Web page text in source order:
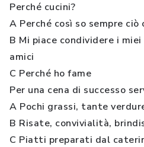
Perché cucini?
A Perché così so sempre ciò
B Mi piace condividere i
amici
C Perché ho fame
Per una cena di successo
A Pochi grassi, tante
B Risate, convivialità,
C Piatti preparati dal